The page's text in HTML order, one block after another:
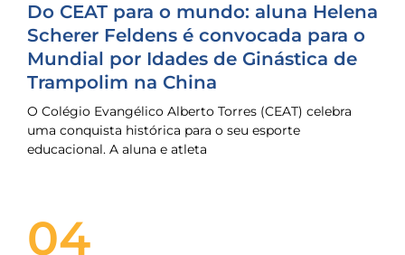
Do CEAT para o mundo: aluna Helena
Scherer Feldens é convocada para o
Mundial por Idades de Ginástica de
Trampolim na China
O Colégio Evangélico Alberto Torres (CEAT) celebra
uma conquista histórica para o seu esporte
educacional. A aluna e atleta
04